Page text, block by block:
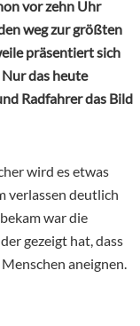
vor zehn Uhr
weg zur größten
präsentiert sich
das heute
Radfahrer das Bild
wird es etwas
verlassen deutlich
war die
gezeigt hat, dass
aneignen.